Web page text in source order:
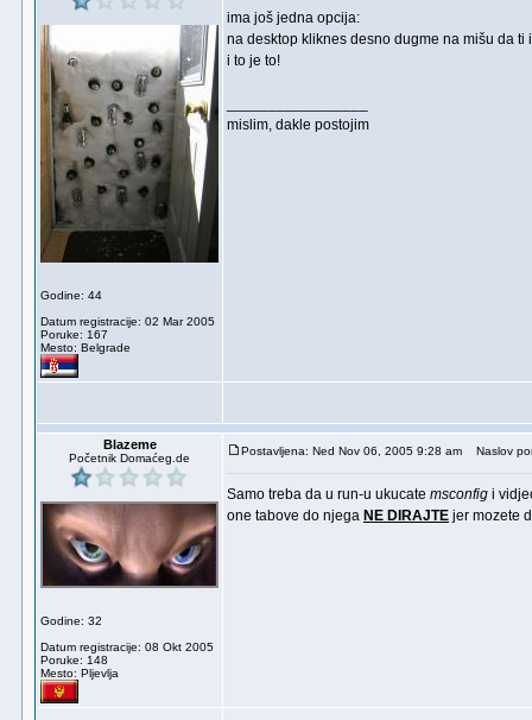
Godine: 44
Datum registracije: 02 Mar 2005
Poruke: 167
Mesto: Belgrade
ima još jedna opcija:
na desktop kliknes desno dugme na mišu da
i to je to!
mislim, dakle postojim
Blazeme
Početnik Domaćeg.de
Godine: 32
Datum registracije: 08 Okt 2005
Poruke: 148
Mesto: Pljevlja
Postavljena: Ned Nov 06, 2005 9:28 am Naslov
Samo treba da u run-u ukucate msconfig i
one tabove do njega NE DIRAJTE jer mozete